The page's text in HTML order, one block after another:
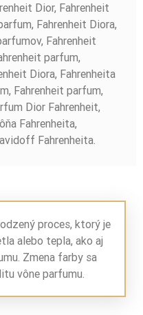
Dior, Fahrenheit
Fahrenheit Diora,
Fahrenheit
parfum,
Diora, Fahrenheita
Fahrenheit parfum,
Dior Fahrenheit,
Fahrenheita,
Fahrenheita.
proces, ktorý je
alebo tepla, ako aj
Zmena farby sa
vône parfumu.